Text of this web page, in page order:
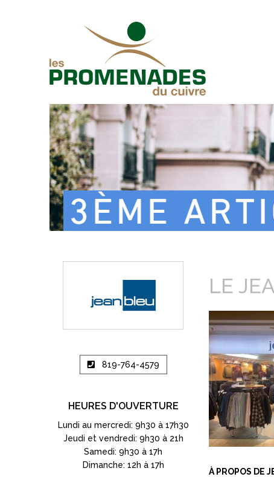
819-764-4579
HEURES D'OUVERTURE
Lundi au mercredi: 9h30 à 17h30
Jeudi et vendredi: 9h30 à 21h
Samedi: 9h30 à 17h
Dimanche: 12h à 17h
LE
À PROPOS DE